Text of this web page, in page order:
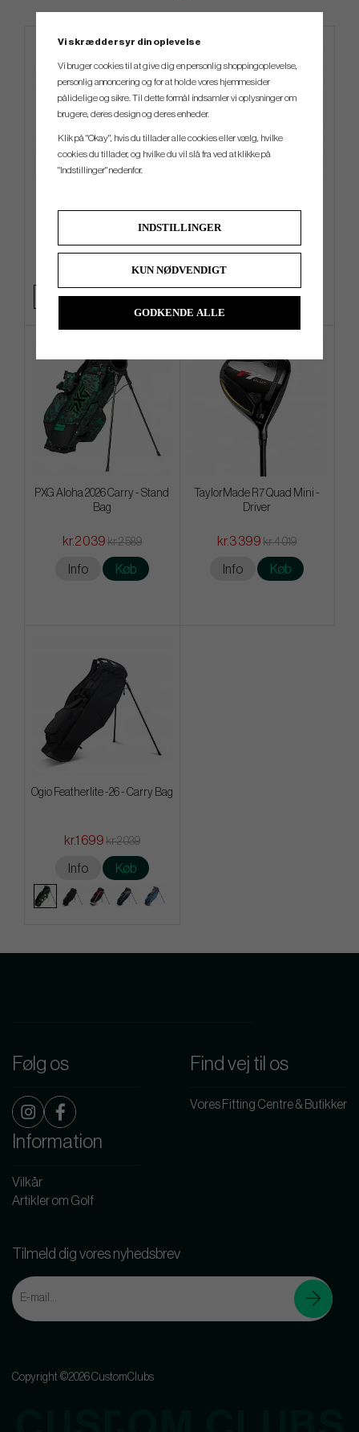
kr.2 659kr.3 399
Køb
+2
Performance Black Line -
kr.409kr.449
Info
PXG Aloha 2026 Carry - Stand
Bag
kr.2 039 kr.2 589
Info Køb
TaylorMade R7 Quad Mini -
Driver
kr.3 399 kr.4 019
Info Køb
Ogio Featherlite -26 - Carry Bag
kr.1 699 kr.2 039
Info Køb
Følg os Find vej til os
Vores Fitting Centre & Butikker
Information
Vilkår
Artikler om Golf
Tilmeld dig vores nyhedsbrev
Copyright ©2026 CustomClubs
Vi skræddersyr din oplevelse
Vi bruger cookies til at give dig en personlig shoppingoplevelse,
personlig annoncering og for at holde vores hjemmesider
pålidelige og sikre. Til dette formål indsamler vi oplysninger om
brugere, deres design og deres enheder.
Klik på "Okay", hvis du tillader alle cookies eller vælg, hvilke
cookies du tillader, og hvilke du vil slå fra ved at klikke på
"Indstillinger" nedenfor.
INDSTILLINGER
KUN NØDVENDIGT
GODKENDE ALLE